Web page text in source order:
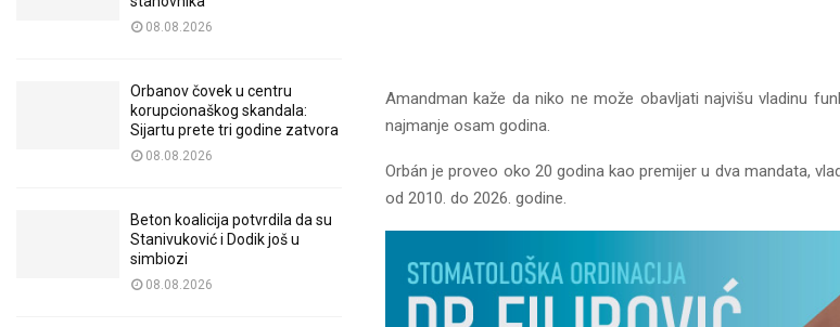
Amandman kaže da niko ne može obavljati najvišu vladinu
najmanje osam godina.
Orbán je proveo oko 20 godina kao premijer u dva mandata,
od 2010. do 2026. godine.
08.08.2026
Orbanov čovek u centru
korupcionaškog skandala:
Sijartu prete tri godine zatvora
08.08.2026
Beton koalicija potvrdila da su
Stanivuković i Dodik još u
simbiozi
08.08.2026